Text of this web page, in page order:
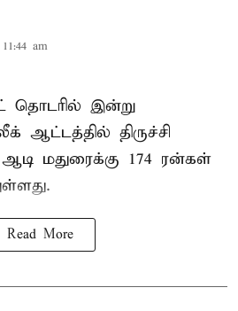
am
தொடரில் இன்று
ஆட்டத்தில் திருச்சி
மதுரைக்கு 174 ரன்கள்
Read More